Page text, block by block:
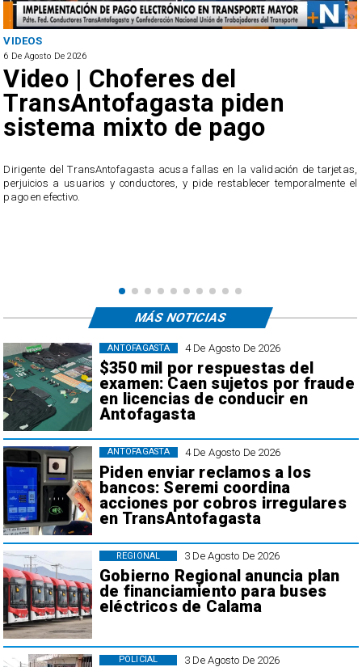
De 2026
| Choferes del
piden
mixto de pago
del TransAntofagasta acusa fallas en la validación de tarjetas,
a usuarios y conductores, y pide restablecer temporalmente el
efectivo.
4 De Agosto De 2026
$350 mil por respuestas del
examen: Caen sujetos por fraude
en licencias de conducir en
Antofagasta
ANTOFAGASTA
4 De Agosto De 2026
Piden enviar reclamos a los
bancos: Seremi coordina
acciones por cobros irregulares
en TransAntofagasta
ANTOFAGASTA
3 De Agosto De 2026
Gobierno Regional anuncia plan
de financiamiento para buses
eléctricos de Calama
REGIONAL
3 De Agosto De 2026
POLICIAL
MÁS NOTICIAS